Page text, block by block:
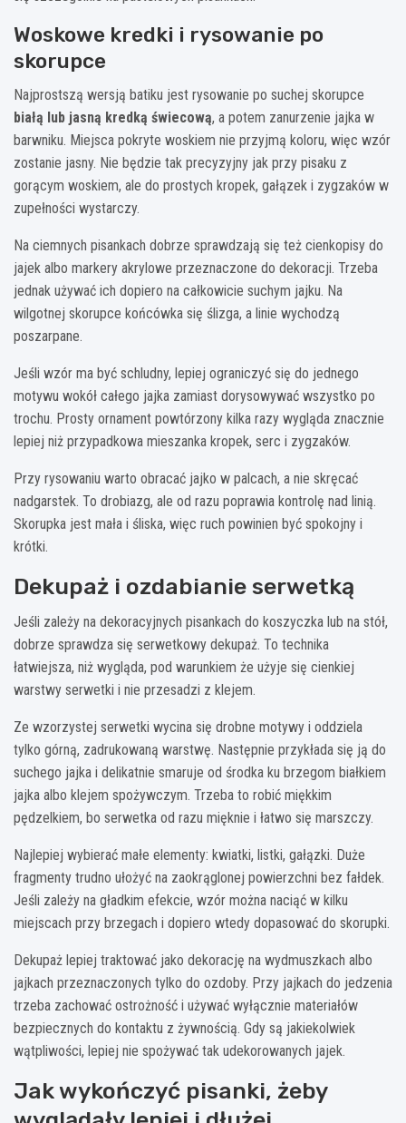
Woskowe kredki i rysowanie po
skorupce
Najprostszą wersją batiku jest rysowanie po suchej skorupce
białą lub jasną kredką świecową, a potem zanurzenie jajka w
barwniku. Miejsca pokryte woskiem nie przyjmą koloru, więc wzór
zostanie jasny. Nie będzie tak precyzyjny jak przy pisaku z
gorącym woskiem, ale do prostych kropek, gałązek i zygzaków w
zupełności wystarczy.
Na ciemnych pisankach dobrze sprawdzają się też cienkopisy do
jajek albo markery akrylowe przeznaczone do dekoracji. Trzeba
jednak używać ich dopiero na całkowicie suchym jajku. Na
wilgotnej skorupce końcówka się ślizga, a linie wychodzą
poszarpane.
Jeśli wzór ma być schludny, lepiej ograniczyć się do jednego
motywu wokół całego jajka zamiast dorysowywać wszystko po
trochu. Prosty ornament powtórzony kilka razy wygląda znacznie
lepiej niż przypadkowa mieszanka kropek, serc i zygzaków.
Przy rysowaniu warto obracać jajko w palcach, a nie skręcać
nadgarstek. To drobiazg, ale od razu poprawia kontrolę nad linią.
Skorupka jest mała i śliska, więc ruch powinien być spokojny i
krótki.
Dekupaż i ozdabianie serwetką
Jeśli zależy na dekoracyjnych pisankach do koszyczka lub na stół,
dobrze sprawdza się serwetkowy dekupaż. To technika
łatwiejsza, niż wygląda, pod warunkiem że użyje się cienkiej
warstwy serwetki i nie przesadzi z klejem.
Ze wzorzystej serwetki wycina się drobne motywy i oddziela
tylko górną, zadrukowaną warstwę. Następnie przykłada się ją do
suchego jajka i delikatnie smaruje od środka ku brzegom białkiem
jajka albo klejem spożywczym. Trzeba to robić miękkim
pędzelkiem, bo serwetka od razu mięknie i łatwo się marszczy.
Najlepiej wybierać małe elementy: kwiatki, listki, gałązki. Duże
fragmenty trudno ułożyć na zaokrąglonej powierzchni bez fałdek.
Jeśli zależy na gładkim efekcie, wzór można naciąć w kilku
miejscach przy brzegach i dopiero wtedy dopasować do skorupki.
Dekupaż lepiej traktować jako dekorację na wydmuszkach albo
jajkach przeznaczonych tylko do ozdoby. Przy jajkach do jedzenia
trzeba zachować ostrożność i używać wyłącznie materiałów
bezpiecznych do kontaktu z żywnością. Gdy są jakiekolwiek
wątpliwości, lepiej nie spożywać tak udekorowanych jajek.
Jak wykończyć pisanki, żeby